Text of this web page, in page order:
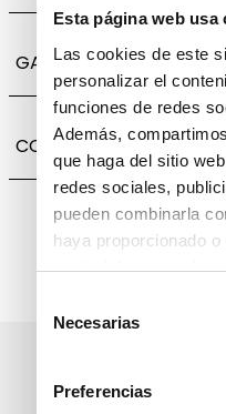
Esta página web usa
Las cookies de este
personalizar el
funciones de redes
Además,
que haga del sitio
redes sociales,
pueden combinarla
haya proporcionado
partir del uso que
deNecesarias
Preferencias
GARANTÍA, CAMBIOS Y
COMPARTIR
Suscríbete